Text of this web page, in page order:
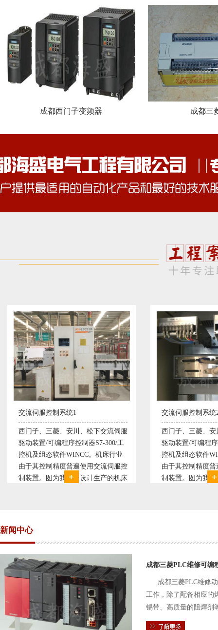
成都西门子变频器 成都三
川、松下交流伺服
控制器S7-300/工
。机床行业
遍使用交流伺服控
司设计生产的机床
西门子、三菱、安川、松下交流伺服
驱动装置/可编程序控制器S7-300/工
控机及组态软件WINCC。机床行业
由于其控制精度普遍使用交流伺服控
制装置。图为我公司设计生产的机床
新闻中心
成都三菱PLC维修可编
成都三菱PLC维修
工作，除了配备相应的
锡带、高质量的阻焊剂
件的电路及通信电缆。